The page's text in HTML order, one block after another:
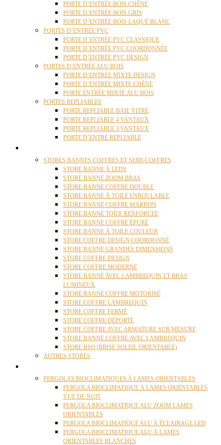
PORTE D’ENTRÉE BOIS CHÊNE
PORTE D’ENTRÉE BOIS GRIS
PORTE D’ENTRÉE BOIS LAQUÉ BLANC
PORTES D’ENTRÉE PVC
PORTE D’ENTRÉE PVC CLASSIQUE
PORTE D’ENTRÉE PVC COORDONNÉE
PORTE D’ENTRÉE PVC DESIGN
PORTES D’ENTRÉE ALU BOIS
PORTE D’ENTRÉE MIXTE DESIGN
PORTE D’ENTRÉE MIXTE CHÊNE
PORTE ENTRÉE MIXTE ALU BOIS
PORTES REPLIABLES
PORTE REPLIABLE BAIE VITRÉ
PORTE REPLIABLE 4 VANTAUX
PORTE REPLIABLE 3 VANTAUX
PORTE D’ENTRE REPLIABLE
STORES BANNES COFFRES ET SEMI-COFFRES
STORE BANNE À LEDS
STORE BANNE ZOOM BRAS
STORE BANNE COFFRE DOUBLE
STORE BANNE À TOILE ENROULABLE
STORE BANNE COFFRE MARRON
STORE BANNE TOILE RENFORCEE
STORE BANNE COFFRE ÉPURÉ
STORE BANNE À TOILE COULEUR
STORE COFFRE DESIGN COORDONNÉ
STORE BANNE GRANDES DIMENSIONS
STORE COFFRE DESIGN
STORE COFFRE MODERNE
STORE BANNE AVEC LAMBREQUIN ET BRAS
LUMINEUX
STORE BANNE COFFRE MOTORISÉ
STORE COFFRE LAMBREQUIN
STORE COFFRE FERMÉ
STORE COFFRE DÉPORTÉ
STORE COFFRE AVEC ARMATURE SUR-MESURE
STORE BANNE COFFRE AVEC LAMBREQUIN
STORE BSO (BRISE SOLEIL ORIENTABLE)
AUTRES STORES
PERGOLAS BIOCLIMATIQUES À LAMES ORIENTABLES
PERGOLA BIOCLIMATIQUE À LAMES ORIENTABLES
VUE DE NUIT
PERGOLA BIOCLIMATIQUE ALU ZOOM LAMES
ORIENTABLES
PERGOLA BIOCLIMATIQUE ALU À ÉCLAIRAGE LED
PERGOLA BIOCLIMATIQUE ALU À LAMES
ORIENTABLES BLANCHES